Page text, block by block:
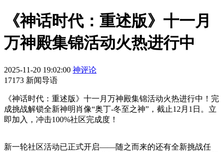
《神话时代：重述版》十一月
万神殿集锦活动火热进行中
2025-11-20 19:02:00 神评论
17173 新闻导语
《神话时代：重述版》十一月万神殿集锦活动火热进行中！完
成挑战解锁全新神明肖像“奥丁-冬至之神”，截止12月1日。立
即加入，冲击100%社区完成度！
新一轮社区活动已正式开启——随之而来的还有全新挑战任